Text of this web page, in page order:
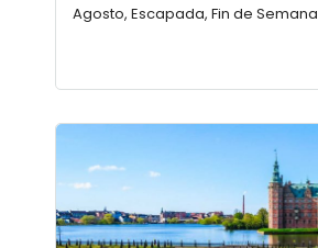
Agosto, Escapada, Fin de Semana